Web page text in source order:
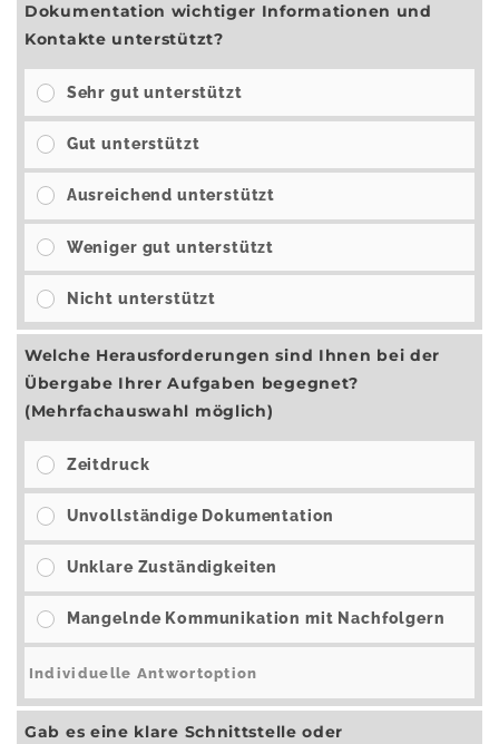
Dokumentation wichtiger Informationen und
Kontakte unterstützt?
Sehr gut unterstützt
Gut unterstützt
Ausreichend unterstützt
Weniger gut unterstützt
Nicht unterstützt
Welche Herausforderungen sind Ihnen bei der
Übergabe Ihrer Aufgaben begegnet?
(Mehrfachauswahl möglich)
Zeitdruck
Unvollständige Dokumentation
Unklare Zuständigkeiten
Mangelnde Kommunikation mit Nachfolgern
Gab es eine klare Schnittstelle oder